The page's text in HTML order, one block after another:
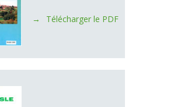
Télécharger le PDF